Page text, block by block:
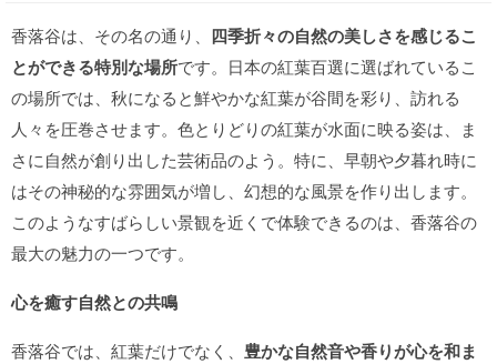
香落谷は、その名の通り、 四季折々の自然の美しさを感じるこ
とができる特別な場所です。日本の紅葉百選に選ばれているこ
の場所では、秋になると鮮やかな紅葉が谷間を彩り、訪れる
人々を圧巻させます。色とりどりの紅葉が水面に映る姿は、ま
さに自然が創り出した芸術品のよう。特に、早朝や夕暮れ時に
はその神秘的な雰囲気が増し、幻想的な風景を作り出します。
このようなすばらしい景観を近くで体験できるのは、香落谷の
最大の魅力の一つです。
心を癒す自然との共鳴
香落谷では、紅葉だけでなく、 豊かな自然音や香りが心を和ま